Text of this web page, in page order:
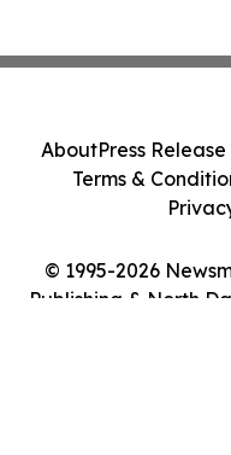
© 1995-2026
Publishing & North
AboutPress
Terms &